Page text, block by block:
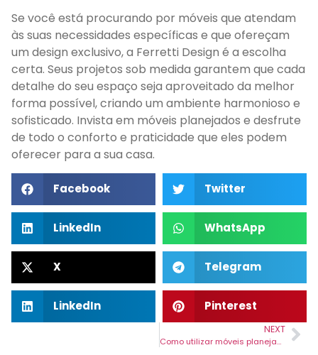
Se você está procurando por móveis que atendam
às suas necessidades específicas e que ofereçam
um design exclusivo, a Ferretti Design é a escolha
certa. Seus projetos sob medida garantem que cada
detalhe do seu espaço seja aproveitado da melhor
forma possível, criando um ambiente harmonioso e
sofisticado. Invista em móveis planejados e desfrute
de todo o conforto e praticidade que eles podem
oferecer para a sua casa.
Facebook Twitter
LinkedIn WhatsApp
X Telegram
LinkedIn Pinterest
NEXT
Como utilizar móveis planejados para integrar ambientes e criar espaços multifuncionais.